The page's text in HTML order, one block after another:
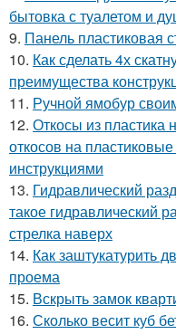
бытовка с туалетом и
9. Панель пластиковая
10. Как сделать 4х
преимущества
11. Ручной ямобур
12. Откосы из пластика
откосов на
инструкциями
13. Гидравлический
такое гидравлический
стрелка наверх
14. Как заштукатурить
проема
15. Вскрыть замок
16. Сколько весит куб